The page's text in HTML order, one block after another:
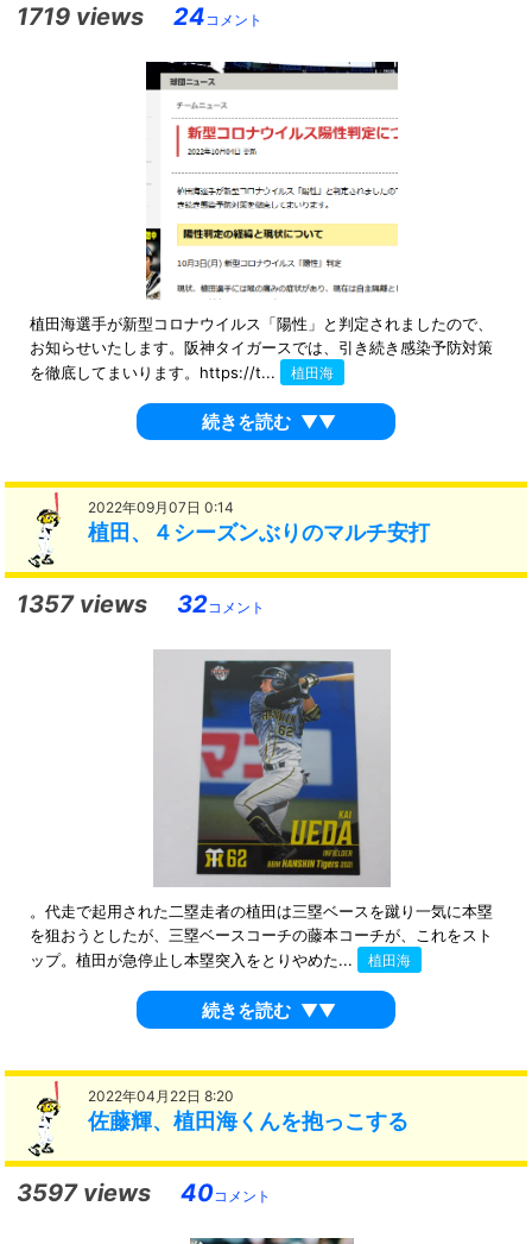
1719 views 24 コメント
植田海選手が新型コロナウイルス「陽性」と判定されましたので、
お知らせいたします。阪神タイガースでは、引き続き感染予防対策
を徹底してまいります。https://t...
植田海
続きを読む ▼▼
2022年09月07日 0:14
植田、４シーズンぶりのマルチ安打
1357 views 32コメント
。代走で起用された二塁走者の植田は三塁ベースを蹴り一気に本塁
を狙おうとしたが、三塁ベースコーチの藤本コーチが、これをスト
ップ。植田が急停止し本塁突入をとりやめた...
植田海
続きを読む ▼▼
2022年04月22日 8:20
佐藤輝、植田海くんを抱っこする
3597 views 40コメント